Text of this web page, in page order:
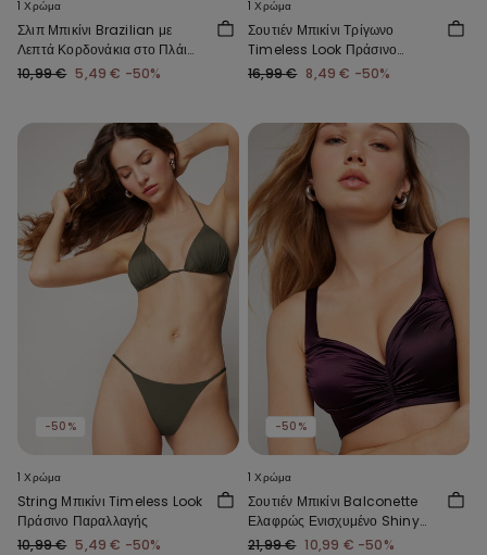
1 Χρώμα
Σλιπ Μπικίνι Brazilian με
Λεπτά Κορδονάκια στο Πλάι
Shiny Glam σε Μπλε Χρώμα
10,99 € 5,49 € -50%
1 Χρώμα
Σουτιέν Μπικίνι Τρίγωνο
Timeless Look Πράσινο
Παραλλαγής
16,99 € 8,49 € -50%
-50%
1 Χρώμα
String Μπικίνι Timeless Look
Πράσινο Παραλλαγής
10,99 € 5,49 € -50%
-50%
1 Χρώμα
Σουτιέν Μπικίνι Balconette
Ελαφρώς Ενισχυμένο Shiny
Glam σε Μπορντό Χρώμα
21,99 € 10,99 € -50%